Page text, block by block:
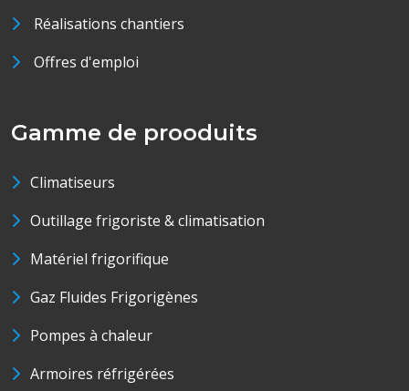
Réalisations chantiers
Offres d'emploi
Gamme de prooduits
Climatiseurs
Outillage frigoriste & climatisation
Matériel frigorifique
Gaz Fluides Frigorigènes
Pompes à chaleur
Armoires réfrigérées